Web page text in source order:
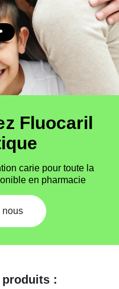
Fluocaril
carie pour toute la
en pharmacie
nous
produits :